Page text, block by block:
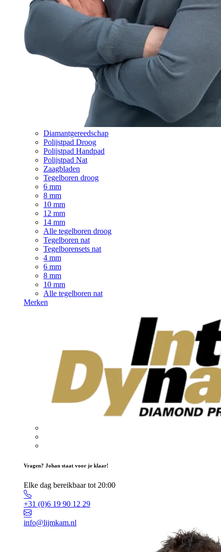
Diamantgereedschap
Polijstpad Droog
Polijstpad Handpad
Polijstpad Nat
Zaagbladen
Tegelboren droog
6 mm
8 mm
10 mm
12 mm
14 mm
Alle tegelboren droog
Tegelboren nat
Tegelborensets nat
4 mm
6 mm
8 mm
10 mm
Alle tegelboren nat
Merken
Vragen? Johan staat voor je klaar!
Elke dag bereikbaar tot 20:00
+31 (0)6 19 90 12 29
info@lijmkam.nl